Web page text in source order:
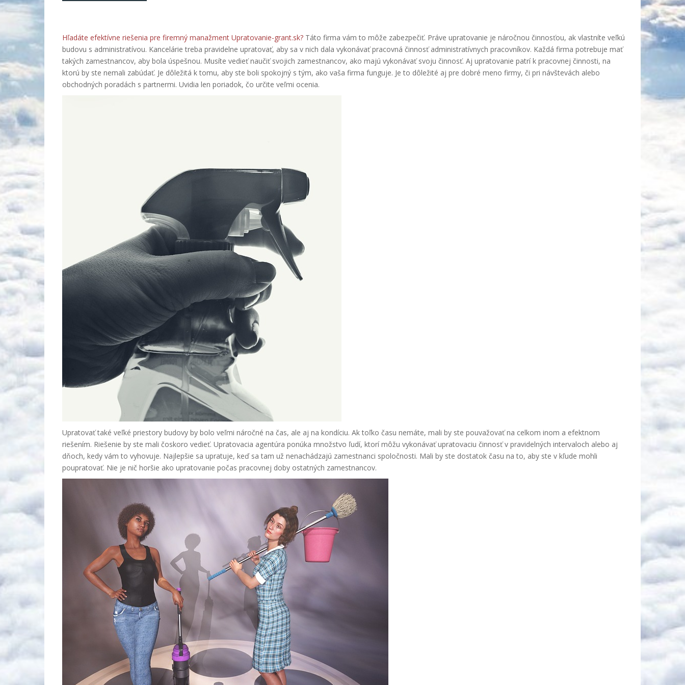
Hľadáte efektívne riešenia pre firemný manažment Upratovanie-grant.sk? Táto firma vám to môže zabezpečiť. Práve upratovanie je náročnou činnosťou, ak vlastníte veľkú
budovu s administratívou. Kancelárie treba pravidelne upratovať, aby sa v nich dala vykonávať pracovná činnosť administratívnych pracovníkov. Každá firma potrebuje mať
takých zamestnancov, aby bola úspešnou. Musíte vedieť naučiť svojich zamestnancov, ako majú vykonávať svoju činnosť. Aj upratovanie patrí k pracovnej činnosti, na
ktorú by ste nemali zabúdať. Je dôležitá k tomu, aby ste boli spokojný s tým, ako vaša firma funguje. Je to dôležité aj pre dobré meno firmy, či pri návštevách alebo
obchodných poradách s partnermi. Uvidia len poriadok, čo určite veľmi ocenia.
Upratovať také veľké priestory budovy by bolo veľmi náročné na čas, ale aj na kondíciu. Ak toľko času nemáte, mali by ste pouvažovať na celkom inom a efektnom
riešením. Riešenie by ste mali čoskoro vedieť. Upratovacia agentúra ponúka množstvo ľudí, ktorí môžu vykonávať upratovaciu činnosť v pravidelných intervaloch alebo aj
dňoch, kedy vám to vyhovuje. Najlepšie sa upratuje, keď sa tam už nenachádzajú zamestnanci spoločnosti. Mali by ste dostatok času na to, aby ste v kľude mohli
poupratovať. Nie je nič horšie ako upratovanie počas pracovnej doby ostatných zamestnancov.